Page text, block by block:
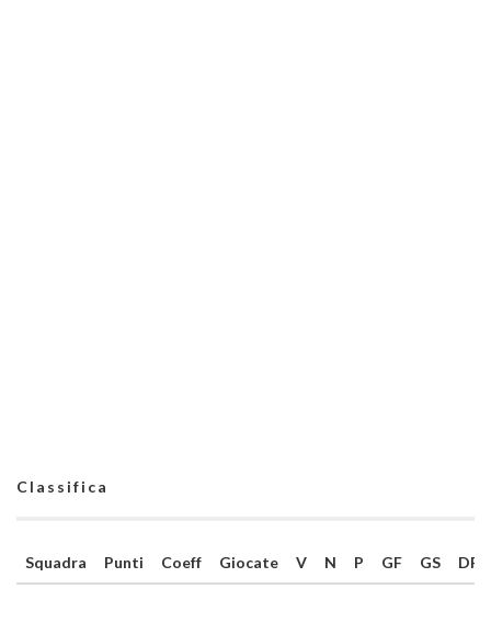
Classifica
Squadra Punti Coeff Giocate V N P GF GS DR